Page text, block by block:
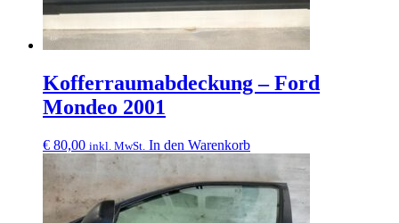
Kofferraumabdeckung – Ford
Mondeo 2001
€ 80,00 inkl. MwSt. In den Warenkorb